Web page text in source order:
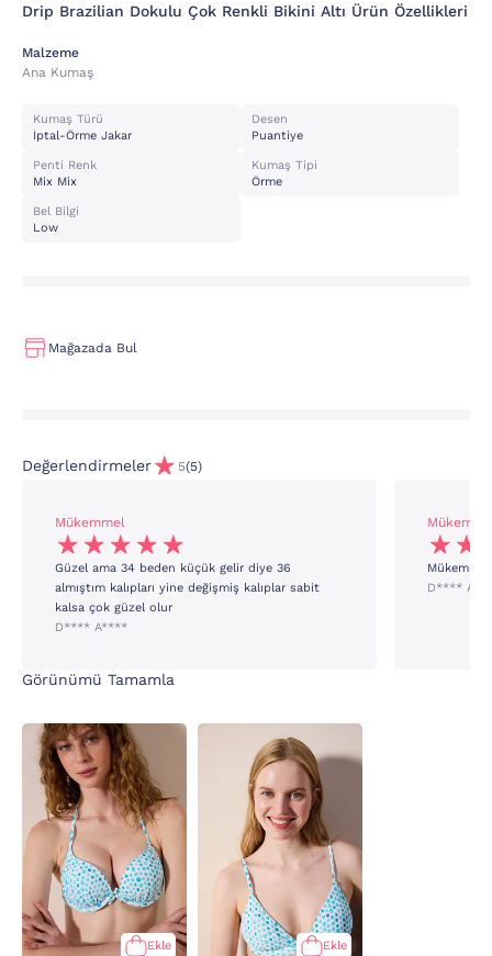
Drip Brazilian Dokulu Çok Renkli Bikini Altı Ürün Özellikleri
Malzeme
Ana Kumaş
Kumaş Türü
İptal-Örme Jakar
Desen
Puantiye
Penti Renk
Mix Mix
Kumaş Tipi
Örme
Bel Bilgi
Low
Mağazada Bul
Değerlendirmeler 5(5)
Mükemmel
Güzel ama 34 beden küçük gelir diye 36
almıştım kalıpları yine değişmiş kalıplar sabit
kalsa çok güzel olur
D**** A****
D****
Görünümü Tamamla
Ekle Ekle